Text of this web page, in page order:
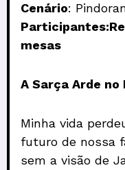
Cenário:
mesas
A Sarça Arde no
Minha vida
futuro de nossa
sem a visão de